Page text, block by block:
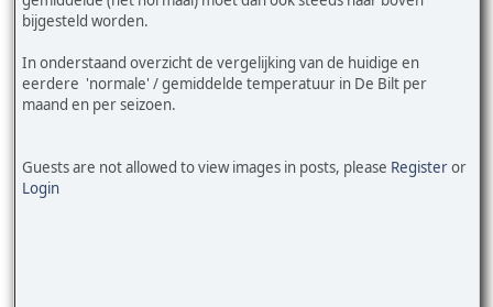
bijgesteld worden.
In onderstaand overzicht de vergelijking van de huidige en
eerdere 'normale' / gemiddelde temperatuur in De Bilt per
maand en per seizoen.
Guests are not allowed to view images in posts, please Registeror
Login